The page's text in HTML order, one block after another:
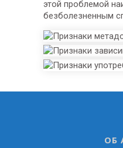
этой проблемой
безболезненным
ОБ